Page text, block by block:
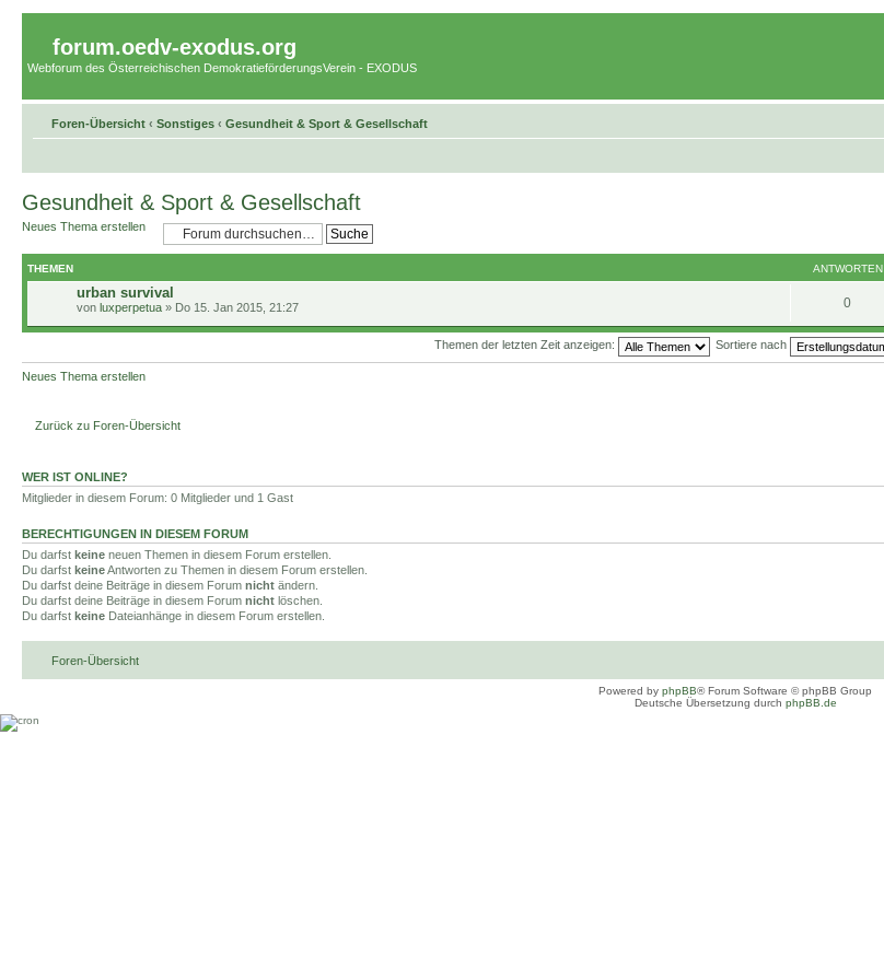
forum.oedv-exodus.org
Webforum des Österreichischen DemokratieförderungsVerein - EXODUS
Foren-Übersicht ‹ Sonstiges ‹ Gesundheit & Sport & Gesellschaft
Gesundheit & Sport & Gesellschaft
Neues Thema erstellen
THEMEN ANTWORTEN
urban survival
von luxperpetua » Do 15. Jan 2015, 21:27 0
Themen der letzten Zeit anzeigen: Sortiere nach
Neues Thema erstellen
Zurück zu Foren-Übersicht
WER IST ONLINE?
Mitglieder in diesem Forum: 0 Mitglieder und 1 Gast
BERECHTIGUNGEN IN DIESEM FORUM
Du darfst keine neuen Themen in diesem Forum erstellen.
Du darfst keineAntworten zu Themen in diesem Forum erstellen.
Du darfst deine Beiträge in diesem Forum nicht ändern.
Du darfst deine Beiträge in diesem Forum nicht löschen.
Du darfst keine Dateianhänge in diesem Forum erstellen.
Foren-Übersicht
Powered by phpBB® Forum Software © phpBB Group
Deutsche Übersetzung durch phpBB.de